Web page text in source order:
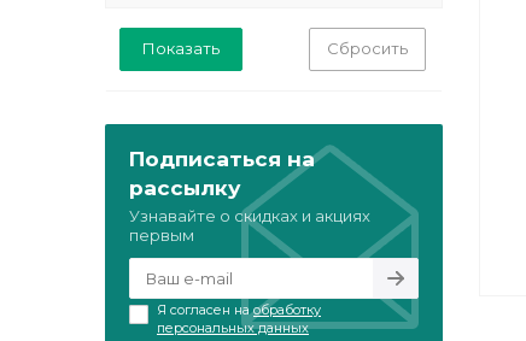
Челси
Эспадрильи
Сбросить
Подписаться на
рассылку
Узнавайте о скидках и акциях
первым
Я согласен наобработку
персональных данных